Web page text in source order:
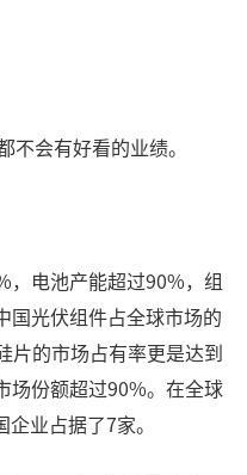
会有好看的业绩。
，电池产能超过90%，组
国光伏组件占全球市场的
片的市场占有率更是达到
场份额超过90%。在全球
业占据了7家。